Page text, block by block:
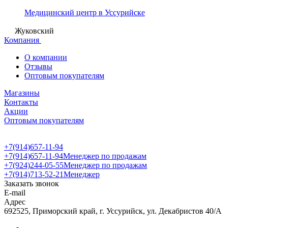
Медицинский центр в Уссурийске
Жуковский
Компания
О компании
Отзывы
Оптовым покупателям
Магазины
Контакты
Акции
Оптовым покупателям
+7(914)657-11-94
+7(914)657-11-94Менеджер по продажам
+7(924)244-05-55Менеджер по продажам
+7(914)713-52-21Менеджер
Заказать звонок
E-mail
Адрес
692525, Приморский край, г. Уссурийск, ул. Декабристов 40/А